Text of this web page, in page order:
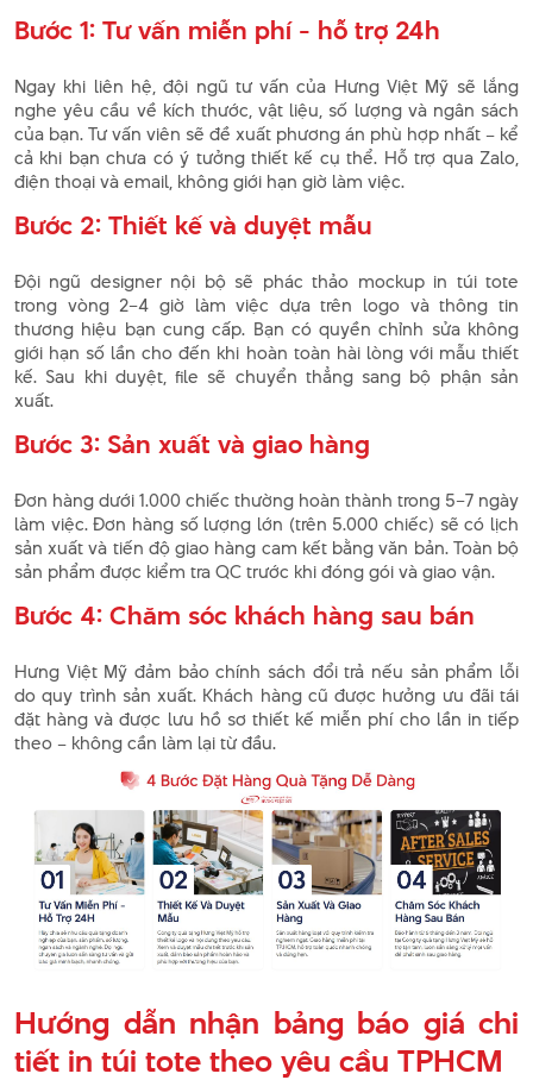
Bước 1: Tư vấn miễn phí - hỗ trợ 24h
Ngay khi liên hệ, đội ngũ tư vấn của Hưng Việt Mỹ sẽ lắng
nghe yêu cầu về kích thước, vật liệu, số lượng và ngân sách
của bạn. Tư vấn viên sẽ đề xuất phương án phù hợp nhất – kể
cả khi bạn chưa có ý tưởng thiết kế cụ thể. Hỗ trợ qua Zalo,
điện thoại và email, không giới hạn giờ làm việc.
Bước 2: Thiết kế và duyệt mẫu
Đội ngũ designer nội bộ sẽ phác thảo mockup in túi tote
trong vòng 2–4 giờ làm việc dựa trên logo và thông tin
thương hiệu bạn cung cấp. Bạn có quyền chỉnh sửa không
giới hạn số lần cho đến khi hoàn toàn hài lòng với mẫu thiết
kế. Sau khi duyệt, file sẽ chuyển thẳng sang bộ phận sản
xuất.
Bước 3: Sản xuất và giao hàng
Đơn hàng dưới 1.000 chiếc thường hoàn thành trong 5–7 ngày
làm việc. Đơn hàng số lượng lớn (trên 5.000 chiếc) sẽ có lịch
sản xuất và tiến độ giao hàng cam kết bằng văn bản. Toàn bộ
sản phẩm được kiểm tra QC trước khi đóng gói và giao vận.
Bước 4: Chăm sóc khách hàng sau bán
Hưng Việt Mỹ đảm bảo chính sách đổi trả nếu sản phẩm lỗi
do quy trình sản xuất. Khách hàng cũ được hưởng ưu đãi tái
đặt hàng và được lưu hồ sơ thiết kế miễn phí cho lần in tiếp
theo – không cần làm lại từ đầu.
Hướng dẫn nhận bảng báo giá chi
tiết in túi tote theo yêu cầu TPHCM